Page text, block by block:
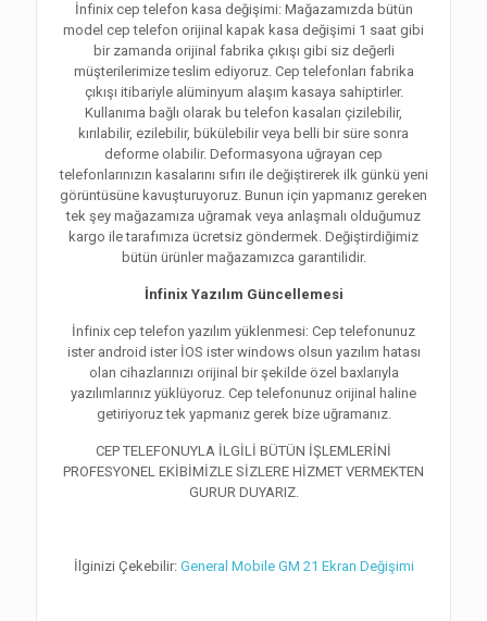
İnfinix cep telefon kasa değişimi: Mağazamızda bütün
model cep telefon orijinal kapak kasa değişimi 1 saat gibi
bir zamanda orijinal fabrika çıkışı gibi siz değerli
müşterilerimize teslim ediyoruz. Cep telefonları fabrika
çıkışı itibariyle alüminyum alaşım kasaya sahiptirler.
Kullanıma bağlı olarak bu telefon kasaları çizilebilir,
kırılabilir, ezilebilir, bükülebilir veya belli bir süre sonra
deforme olabilir. Deformasyona uğrayan cep
telefonlarınızın kasalarını sıfırı ile değiştirerek ilk günkü yeni
görüntüsüne kavuşturuyoruz. Bunun için yapmanız gereken
tek şey mağazamıza uğramak veya anlaşmalı olduğumuz
kargo ile tarafımıza ücretsiz göndermek. Değiştirdiğimiz
bütün ürünler mağazamızca garantilidir.
İnfinix Yazılım Güncellemesi
İnfinix cep telefon yazılım yüklenmesi: Cep telefonunuz
ister android ister İOS ister windows olsun yazılım hatası
olan cihazlarınızı orijinal bir şekilde özel baxlarıyla
yazılımlarınız yüklüyoruz. Cep telefonunuz orijinal haline
getiriyoruz tek yapmanız gerek bize uğramanız.
CEP TELEFONUYLA İLGİLİ BÜTÜN İŞLEMLERİNİ
PROFESYONEL EKİBİMİZLE SİZLERE HİZMET VERMEKTEN
GURUR DUYARIZ.
İlginizi Çekebilir: General Mobile GM 21 Ekran Değişimi